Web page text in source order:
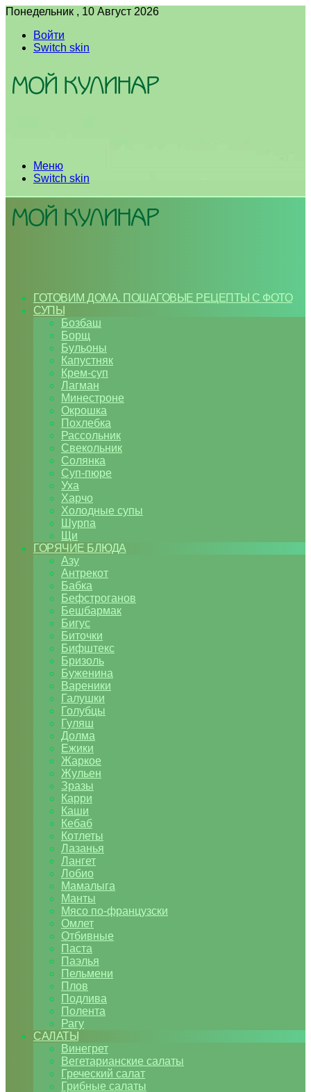
Понедельник , 10 Август 2026
Войти
Switch skin
Меню
Switch skin
ГОТОВИМ ДОМА. ПОШАГОВЫЕ РЕЦЕПТЫ С ФОТО
СУПЫ
Бозбаш
Борщ
Бульоны
Капустняк
Крем-суп
Лагман
Минестроне
Окрошка
Похлебка
Рассольник
Свекольник
Солянка
Суп-пюре
Уха
Харчо
Холодные супы
Шурпа
Щи
ГОРЯЧИЕ БЛЮДА
Азу
Антрекот
Бабка
Бефстроганов
Бешбармак
Бигус
Биточки
Бифштекс
Бризоль
Буженина
Вареники
Галушки
Голубцы
Гуляш
Долма
Ежики
Жаркое
Жульен
Зразы
Карри
Каши
Кебаб
Котлеты
Лазанья
Лангет
Лобио
Мамалыга
Манты
Мясо по-французски
Омлет
Отбивные
Паста
Паэлья
Пельмени
Плов
Подлива
Полента
Рагу
САЛАТЫ
Винегрет
Вегетарианские салаты
Греческий салат
Грибные салаты